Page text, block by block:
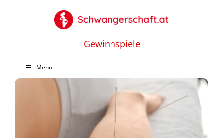
Gewinnspiele
Menu